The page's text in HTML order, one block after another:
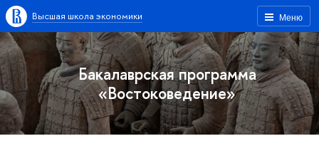
Меню
Высшая школа экономики
Бакалаврская программа
«Востоковедение»